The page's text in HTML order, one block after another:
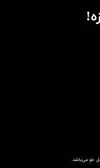
خو می‌باشد.